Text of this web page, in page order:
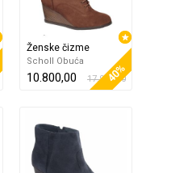
Ženske čizme
Scholl Obuća
10.800,00 17.900,00
40%